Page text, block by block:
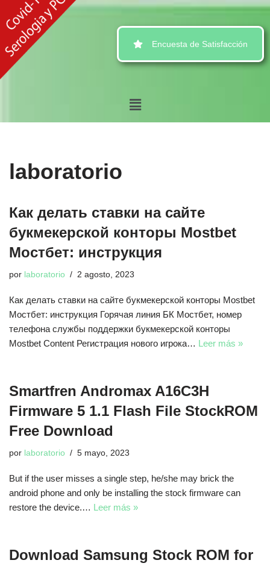
Ir
al
contenido
Encuesta de Satisfacción
laboratorio
Как делать ставки на сайте
букмекерской конторы Mostbet
Мостбет: инструкция
por laboratorio 2 agosto, 2023
Как делать ставки на сайте букмекерской конторы Mostbet
Мостбет: инструкция Горячая линия БК Мостбет, номер
телефона службы поддержки букмекерской конторы
Mostbet Content Регистрация нового игрока… Leer más »
Smartfren Andromax A16C3H
Firmware 5 1.1 Flash File StockROM
Free Download
por laboratorio 5 mayo, 2023
But if the user misses a single step, he/she may brick the
android phone and only be installing the stock firmware can
restore the device.… Leer más »
Download Samsung Stock ROM for